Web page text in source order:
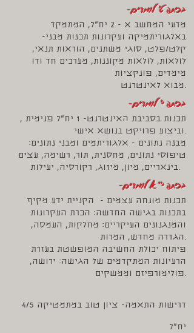
-בכיתה ט' לומדים
מדעי המחשב א - 2 יח"ל, המתמקד
באלגוריתמיקה ועקרונות תכנות מבני-
קלט/פלט, סוגי משתנים, הוראות תנאי,
לולאות, לולאות מקוננות, מערכים חד ודו
מימדים, פונקציות
מבוא לאינטרנט.
-בכיתה י' לומדים
תכנות בסביבת האינטרנט- 1 יח"ל פנימית ,
וביצוע פרויקט בנושא אישי.
מבנה נתונים - אלגוריתמים ומבני נתונים:
טיפוסי נתונים, מחסנית, תור, רשימה, עצים
בינאריים, מיון, מיזוג, רקורסיה, יעילות.
-בכיתה י"א לומדים
בתכנות בגישה החדשה: הכרת העקרונות
והמנגנונים העיקריים: מחלקות, העמסה,
הגדרה מחדש, המרות.
פיתוח יכולת החשיבה המופשטת בעזרת
הרעיונות המתקדמים של הגישה: ירושה,
פולימורפיזם וממשקים.
דרישות התאמה- ציון טוב במתמטיקה 4/5
יח"ל